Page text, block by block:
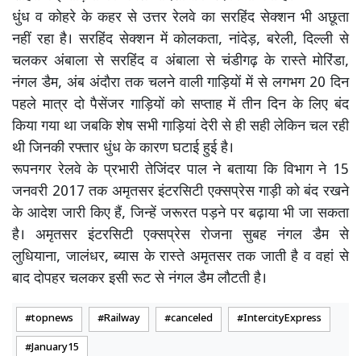
धुंध व कोहरे के कहर से उत्तर रेलवे का सरहिंद सेक्शन भी अछूता
नहीं रहा है। सरहिंद सेक्शन में कोलकता, नांदेड़, बरेली, दिल्ली से
चलकर अंबाला से सरहिंद व अंबाला से चंडीगढ़ के रास्ते मोरिंडा,
नंगल डैम, अंब अंदौरा तक चलने वाली गाड़ियों में से लगभग 20 दिन
पहले मात्र दो पैसेंजर गाड़ियों को सप्ताह में तीन दिन के लिए बंद
किया गया था जबकि शेष सभी गाड़ियां देरी से ही सही लेकिन चल रही
थी जिनकी रफ्तार धुंध के कारण घटाई हुई है।
रूपनगर रेलवे के प्रभारी तेजिंदर पाल ने बताया कि विभाग ने 15
जनवरी 2017 तक अमृतसर इंटरसिटी एक्सप्रेस गाड़ी को बंद रखने
के आदेश जारी किए हैं, जिन्हें जरूरत पड़ने पर बढ़ाया भी जा सकता
है। अमृतसर इंटरसिटी एक्सप्रेस रोजना सुबह नंगल डैम से
लुधियाना, जालंधर, ब्यास के रास्ते अमृतसर तक जाती है व वहां से
बाद दोपहर चलकर इसी रूट से नंगल डैम लौटती है।
topnews Railway canceled IntercityExpress
January15